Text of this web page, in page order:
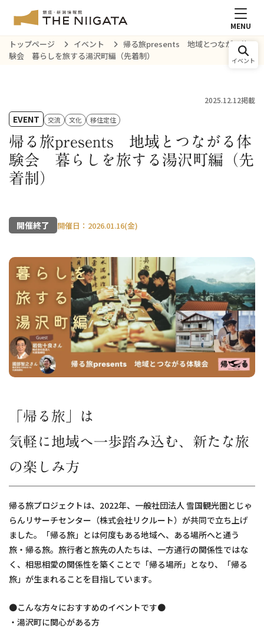
MENU
トップページ イベント
帰る旅presents 地域とつながる体
験会 暮らしを旅する湯沢町編（先着制）
イベント
2025.12.12掲載
EVENT 交流 文化 移住定住
帰る旅presents 地域とつながる体
験会 暮らしを旅する湯沢町編（先
着制）
開催終了 開催日：2026.01.16(金)
「帰る旅」は
気軽に地域へ一歩踏み込む、新たな旅
の楽しみ方
帰る旅プロジェクトは、2022年、一般社団法人 雪国観光圏とじゃ
らんリサーチセンター（株式会社リクルート）が共同で立ち上げ
ました。「帰る旅」とは何度もある地域へ、ある場所へと通う
旅・帰る旅。旅行者と旅先の人たちは、一方通行の関係性ではな
く、相思相愛の関係性を築くことで「帰る場所」となり、「帰る
旅」が生まれることを目指しています。
●こんな方々におすすめのイベントです●
・湯沢町に関心がある方